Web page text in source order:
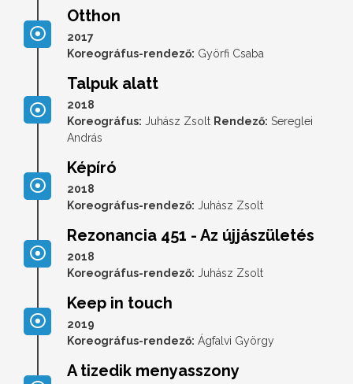
Otthon
2017
Koreográfus-rendező: Györfi Csaba
Talpuk alatt
2018
Koreográfus: Juhász Zsolt Rendező: Sereglei
András
Képíró
2018
Koreográfus-rendező: Juhász Zsolt
Rezonancia 451 - Az újjászületés
2018
Koreográfus-rendező: Juhász Zsolt
Keep in touch
2019
Koreográfus-rendező: Ágfalvi György
A tizedik menyasszony